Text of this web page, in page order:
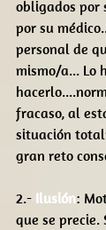
obligados por
por su
personal de
mismo/a... Lo
fracaso, al
situación
gran reto
2.- Ilusión:
que se